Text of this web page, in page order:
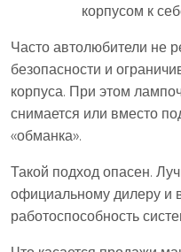
корпусом к
Часто автолюбители не
безопасности и
корпуса. При этом
снимается или вместо
«обманка».
Такой подход опасен.
официальному дилеру и
работоспособность